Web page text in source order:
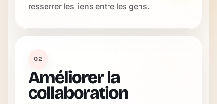
resserrer les liens entre les gens.
02
Améliorer la
collaboration